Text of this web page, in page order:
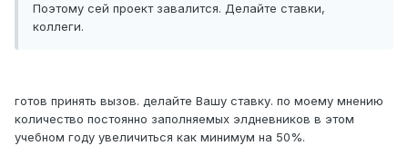
Поэтому сей проект завалится. Делайте ставки,
коллеги.
готов принять вызов. делайте Вашу ставку. по моему мнению
количество постоянно заполняемых элдневников в этом
учебном году увеличиться как минимум на 50%.